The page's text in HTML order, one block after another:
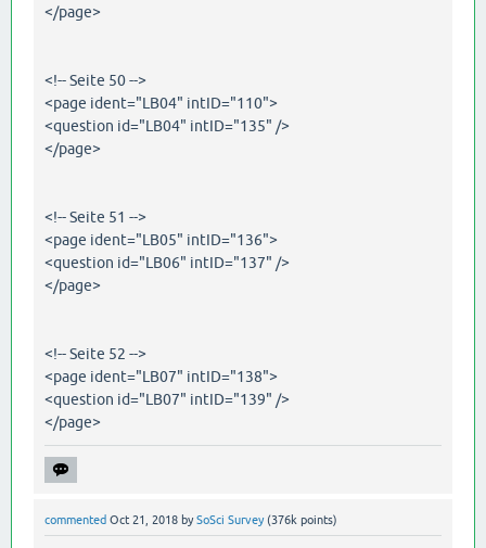
</page>
<!-- Seite 50 -->
<page ident="LB04" intID="110">
<question id="LB04" intID="135" />
</page>
<!-- Seite 51 -->
<page ident="LB05" intID="136">
<question id="LB06" intID="137" />
</page>
<!-- Seite 52 -->
<page ident="LB07" intID="138">
<question id="LB07" intID="139" />
</page>
commented Oct 21, 2018 bySoSci Survey (376k points)